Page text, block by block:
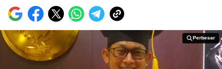
Perbesar
Perbesar